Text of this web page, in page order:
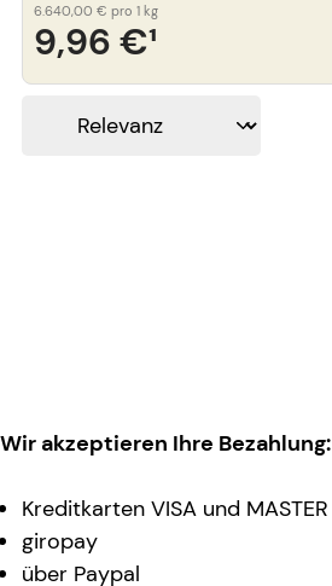
9,96 €¹
6.640,00 € pro 1 kg
Wir akzeptieren Ihre Bezahlung:
Kreditkarten VISA und MASTER
giropay
über Paypal